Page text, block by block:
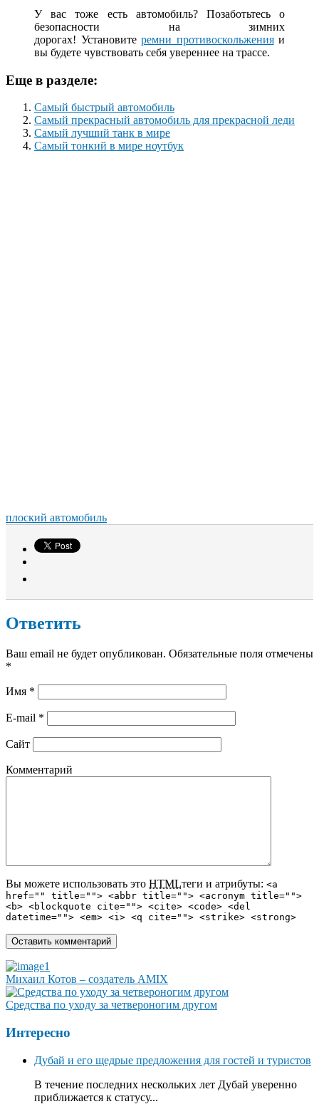
У вас тоже есть автомобиль? Позаботьтесь о
безопасности на зимних
дорогах! Установите ремни противоскольженияи
вы будете чувствовать себя увереннее на трассе.
Еще в разделе:
Самый быстрый автомобиль
Самый прекрасный автомобиль для прекрасной леди
Самый лучший танк в мире
Самый тонкий в мире ноутбук
плоский автомобиль
Ответить
Ваш email не будет опубликован. Обязательные поля отмечены
*
Имя *
E-mail *
Сайт
Комментарий
Вы можете использовать это HTMLтеги и атрибуты: <a
href="" title=""> <abbr title=""> <acronym title="">
<b> <blockquote cite=""> <cite> <code> <del
datetime=""> <em> <i> <q cite=""> <strike> <strong>
Михаил Котов – создатель AMIX
Средства по уходу за четвероногим другом
Интересно
Дубай и его щедрые предложения для гостей и туристов
В течение последних нескольких лет Дубай уверенно
приближается к статусу...